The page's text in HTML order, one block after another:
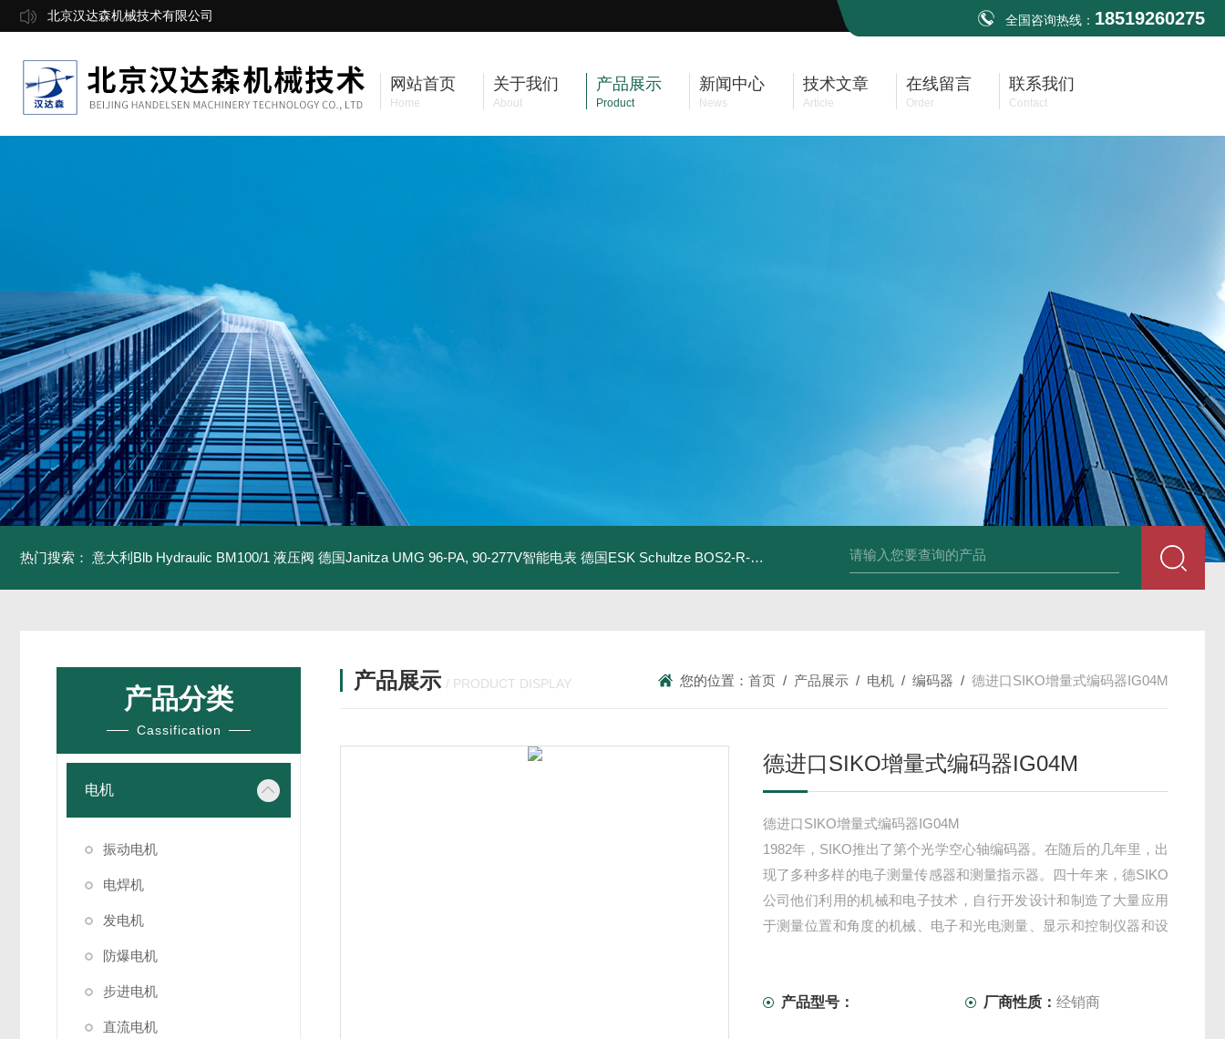
北京汉达森机械技术有限公司 全国咨询热线： 18519260275
网站首页
Home
关于我们
About
产品展示
Product
新闻中心
News
技术文章
Article
在线留言
Order
联系我们
Contact
热门搜索： 意大利Blb Hydraulic BM100/1 液压阀 德国Janitza UMG 96-PA, 90-277V智能电表 德国ESK Schultze BOS2-R-80F 型油分离器 德国Baumüller b maXX 6500伺服电机 德国Bauüller b maXX
产品分类
Cassification
电机
振动电机
电焊机
发电机
防爆电机
步进电机
直流电机
产品展示 / PRODUCT DISPLAY 您的位置： 首页 / 产品展示 / 电机 / 编码器 / 德进口SIKO增量式编码器IG04M
德进口SIKO增量式编码器IG04M
德进口SIKO增量式编码器IG04M
1982年，SIKO推出了第个光学空心轴编码器。在随后的几年里，出
现了多种多样的电子测量传感器和测量指示器。四十年来，德SIKO
公司他们利用的机械和电子技术，自行开发设计和制造了大量应用
于测量位置和角度的机械、电子和光电测量、显示和控制仪器和设
产品型号： 厂商性质：经销商